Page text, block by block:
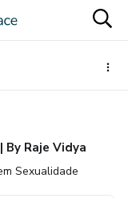
By Raje Vidya
Sexualidade